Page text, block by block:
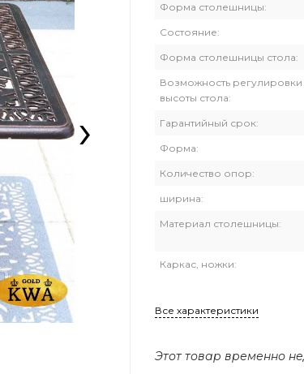
›
Форма столешницы:
Состояние:
Форма столешницы стола:
Возможность регулировки
высоты стола:
Гарантийный срок:
Форма:
Количество опор:
ширина:
Материал столешницы:
Каркас, ножки:
Все характеристики
Этот товар временно